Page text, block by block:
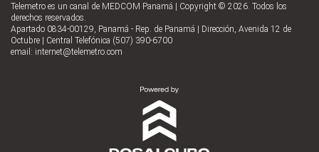
Telemetro es un canal de MEDCOM Panamá | Copyright © 2026. Todos los
derechos reservados.
Apartado 0834-00129, Panamá - Rep. de Panamá | Dirección, Avenida 12 de
Octubre | Central Telefónica (507) 390-6700
email: internet@telemetro.com